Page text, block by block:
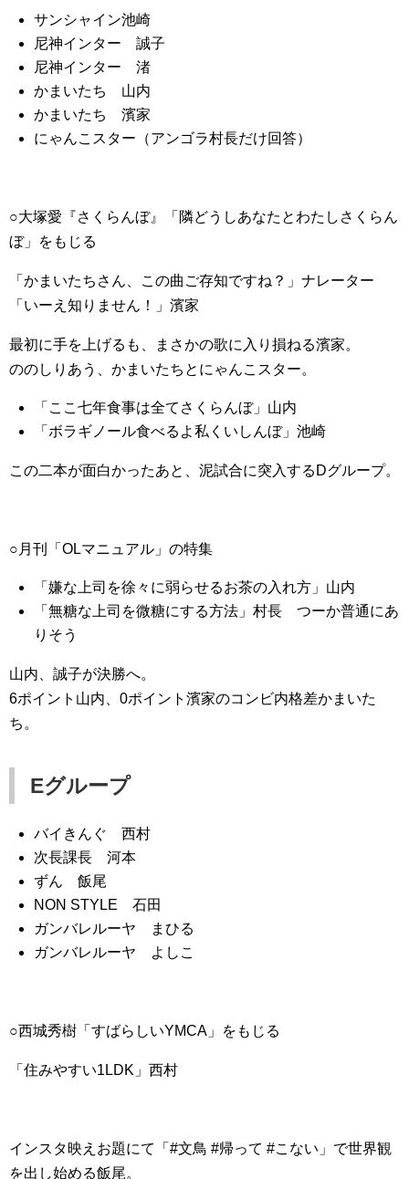
サンシャイン池崎
尼神インター 誠子
尼神インター 渚
かまいたち 山内
かまいたち 濱家
にゃんこスター（アンゴラ村長だけ回答）
○大塚愛『さくらんぼ』「隣どうしあなたとわたしさくらん
ぼ」をもじる
「かまいたちさん、この曲ご存知ですね？」ナレーター
「いーえ知りません！」濱家
最初に手を上げるも、まさかの歌に入り損ねる濱家。
ののしりあう、かまいたちとにゃんこスター。
「ここ七年食事は全てさくらんぼ」山内
「ボラギノール食べるよ私くいしんぼ」池崎
この二本が面白かったあと、泥試合に突入するDグループ。
○月刊「OLマニュアル」の特集
「嫌な上司を徐々に弱らせるお茶の入れ方」山内
「無糖な上司を微糖にする方法」村長 つーか普通にあ
りそう
山内、誠子が決勝へ。
6ポイント山内、0ポイント濱家のコンビ内格差かまいた
ち。
Eグループ
バイきんぐ 西村
次長課長 河本
ずん 飯尾
NON STYLE 石田
ガンバレルーヤ まひる
ガンバレルーヤ よしこ
○西城秀樹「すばらしいYMCA」をもじる
「住みやすい1LDK」西村
インスタ映えお題にて「#文鳥 #帰って #こない」で世界観
を出し始める飯尾。